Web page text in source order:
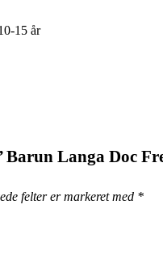
15 år
Langa Doc
felter er markeret med *